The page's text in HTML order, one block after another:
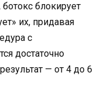
блокирует
их, придавая
с
достаточно
— от 4 до 6